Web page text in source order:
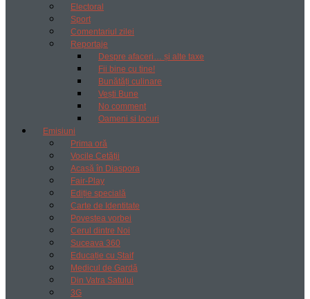
Electoral
Sport
Comentariul zilei
Reportaje
Despre afaceri… și alte taxe
Fii bine cu tine!
Bunătăți culinare
Vești Bune
No comment
Oameni si locuri
Emisiuni
Prima oră
Vocile Cetății
Acasă în Diaspora
Fair-Play
Ediție specială
Carte de Identitate
Povestea vorbei
Cerul dintre Noi
Suceava 360
Educație cu Ștaif
Medicul de Gardă
Din Vatra Satului
3G